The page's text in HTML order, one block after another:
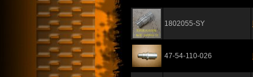
1802055-SY
47-54-110-026